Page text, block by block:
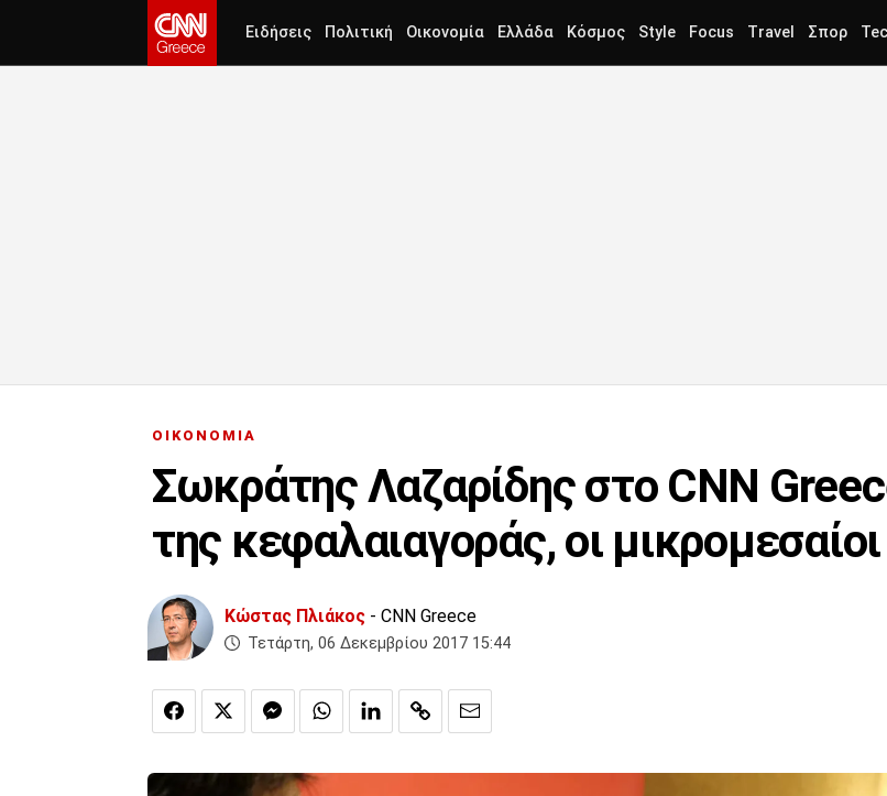
Ειδήσεις Πολιτική Οικονομία Ελλάδα Κόσμος Style Focus Travel Σπορ
ΟΙΚΟΝΟΜΙΑ
Σωκράτης Λαζαρίδης στο CNN
της κεφαλαιαγοράς, οι μικρομεσαίοι
Κώστας Πλιάκος - CNN Greece
Τετάρτη, 06 Δεκεμβρίου 2017 15:44